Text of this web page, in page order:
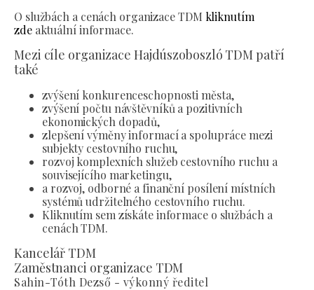
O službách a cenách organizace TDM kliknutím
zdeaktuální informace.
Mezi cíle organizace Hajdúszoboszló TDM patří
také
zvýšení konkurenceschopnosti města,
zvýšení počtu návštěvníků a pozitivních
ekonomických dopadů,
zlepšení výměny informací a spolupráce mezi
subjekty cestovního ruchu,
rozvoj komplexních služeb cestovního ruchu a
souvisejícího marketingu,
a rozvoj, odborné a finanční posílení místních
systémů udržitelného cestovního ruchu.
Kliknutím sem získáte informace o službách a
cenách TDM.
Kancelář TDM
Zaměstnanci organizace TDM
Sahin-Tóth Dezső - výkonný ředitel